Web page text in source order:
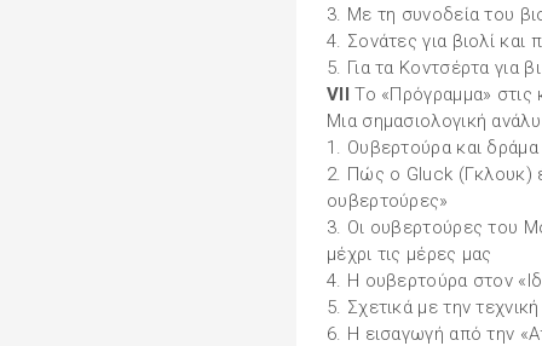
3. Με τη συνοδεία του
4. Σονάτες για βιολί και
5. Για τα Κοντσέρτα για
VII Το «Πρόγραμμα» στις
Μια σημασιολογική
1. Ουβερτούρα και δράμα
2. Πώς ο Gluck (Γκλουκ)
ουβερτούρες»
3. Οι ουβερτούρες του
μέχρι τις μέρες μας
4. Η ουβερτούρα στον
5. Σχετικά με την
6. Η εισαγωγή από την